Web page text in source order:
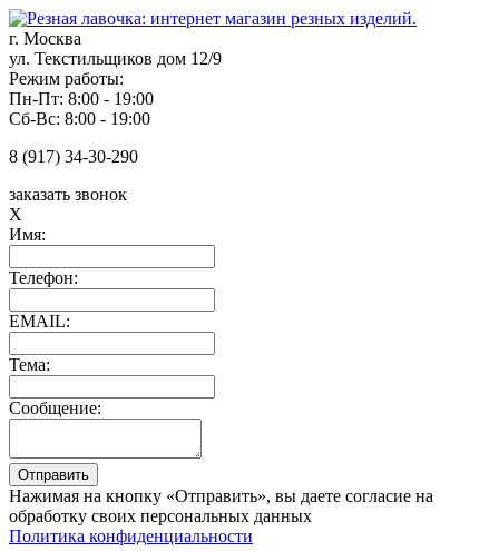
г. Москва
ул. Текстильщиков дом 12/9
Режим работы:
Пн-Пт: 8:00 - 19:00
Сб-Вс: 8:00 - 19:00
8 (917) 34-30-290
заказать звонок
X
Имя:
Телефон:
EMAIL:
Тема:
Сообщение:
Нажимая на кнопку «Отправить», вы даете согласие на
обработку своих персональных данных
Политика конфиденциальности